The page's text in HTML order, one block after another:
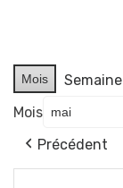
Mois Semaine
Mois
Précédent